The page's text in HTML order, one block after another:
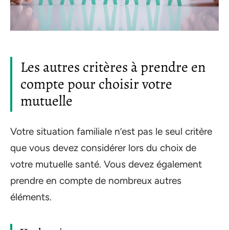
Les autres critères à prendre en
compte pour choisir votre
mutuelle
Votre situation familiale n’est pas le seul critère
que vous devez considérer lors du choix de
votre mutuelle santé. Vous devez également
prendre en compte de nombreux autres
éléments.